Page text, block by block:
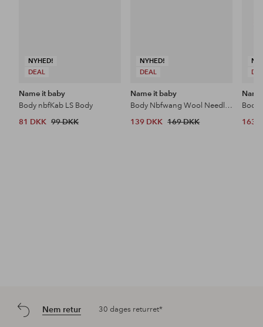
NYHED!
DEAL
Name it baby
Body nbfKab LS Body
81 DKK 99 DKK
NYHED!
DEAL
Name it baby
Body Nbfwang Wool Needle Ls Body Solid N
139 DKK 169 DKK 163
Nem retur 30 dages returret*